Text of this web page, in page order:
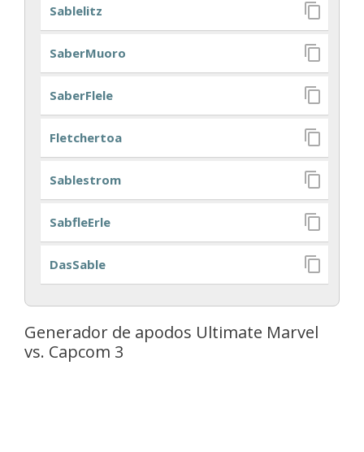
Sablelitz
SaberMuoro
SaberFlele
Fletchertoa
Sablestrom
SabfleErle
DasSable
Generador de apodos Ultimate Marvel
vs. Capcom 3